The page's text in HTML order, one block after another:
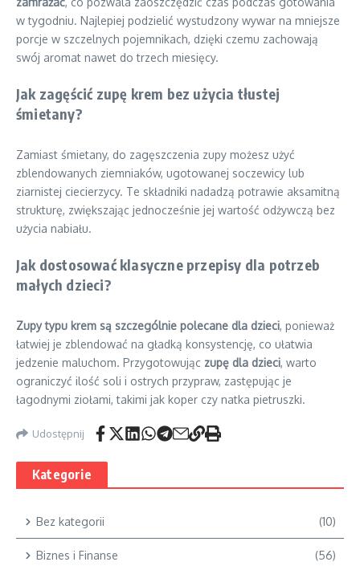
w tygodniu. Najlepiej podzielić wystudzony wywar na mniejsze
porcje w szczelnych pojemnikach, dzięki czemu zachowają
swój aromat nawet do trzech miesięcy.
Jak zagęścić zupę krem bez użycia tłustej
śmietany?
Zamiast śmietany, do zagęszczenia zupy możesz użyć
zblendowanych ziemniaków, ugotowanej soczewicy lub
ziarnistej ciecierzycy. Te składniki nadadzą potrawie aksamitną
strukturę, zwiększając jednocześnie jej wartość odżywczą bez
użycia nabiału.
Jak dostosować klasyczne przepisy dla potrzeb
małych dzieci?
Zupy typu krem są szczególnie polecane dla dzieci, ponieważ
łatwiej je zblendować na gładką konsystencję, co ułatwia
jedzenie maluchom. Przygotowując zupę dla dzieci, warto
ograniczyć ilość soli i ostrych przypraw, zastępując je
łagodnymi ziołami, takimi jak koper czy natka pietruszki.
Udostępnij
Kategorie
Bez kategorii (10)
Biznes i Finanse (56)